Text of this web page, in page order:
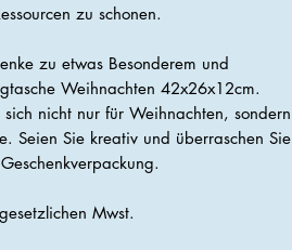
zu schonen.
zu etwas Besonderem und
Weihnachten 42x26x12cm.
nicht nur für Weihnachten, sondern
Seien Sie kreativ und überraschen Sie
Mwst.